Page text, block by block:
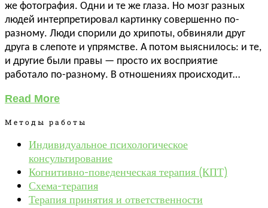
же фотография. Одни и те же глаза. Но мозг разных
людей интерпретировал картинку совершенно по-
разному. Люди спорили до хрипоты, обвиняли друг
друга в слепоте и упрямстве. А потом выяснилось: и те,
и другие были правы — просто их восприятие
работало по-разному. В отношениях происходит…
Read More
Методы работы
Индивидуальное психологическое
консультирование
Когнитивно-поведенческая терапия (КПТ)
Схема-терапия
Терапия принятия и ответственности